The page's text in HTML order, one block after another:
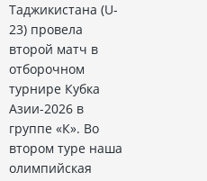
Таджикистана (U-
23) провела
второй матч в
отборочном
турнире Кубка
Азии-2026 в
группе «К». Во
втором туре наша
олимпийская